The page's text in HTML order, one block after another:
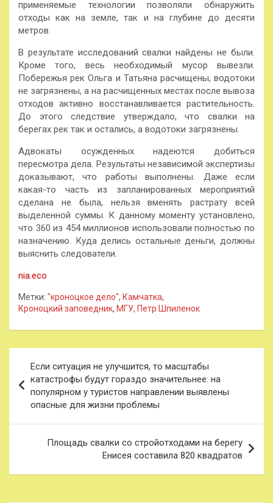
применяемые технологии позволяли обнаружить
отходы как на земле, так и на глубине до десяти
метров.
В результате исследований свалки найдены не были.
Кроме того, весь необходимый мусор вывезли.
Побережья рек Ольга и Татьяна расчищены, водотоки
не загрязнены, а на расчищенных местах после вывоза
отходов активно восстанавливается растительность.
До этого следствие утверждало, что свалки на
берегах рек так и остались, а водотоки загрязнены.
Адвокаты осужденных надеются добиться
пересмотра дела. Результаты независимой экспертизы
доказывают, что работы выполнены. Даже если
какая-то часть из запланированных мероприятий
сделана не была, нельзя вменять растрату всей
выделенной суммы. К данному моменту установлено,
что 360 из 454 миллионов использовали полностью по
назначению. Куда делись остальные деньги, должны
выяснить следователи.
nia.eco
Метки: "кроноцкое дело", Камчатка,
Кроноцкий заповедник, МГУ, Петр Шпиленок
по
записям
Если ситуация не улучшится, то масштабы
катастрофы будут гораздо значительнее: на
популярном у туристов направлении выявлены
опасные для жизни проблемы
Площадь свалки со стройотходами на берегу
Енисея составила 820 квадратов